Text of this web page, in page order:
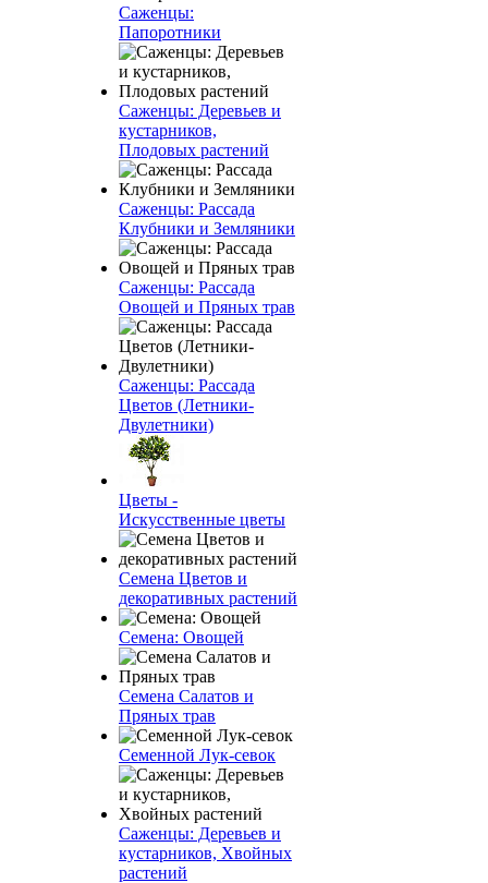
Саженцы:
Папоротники
Саженцы: Деревьев и
кустарников,
Плодовых растений
Саженцы: Рассада
Клубники и Земляники
Саженцы: Рассада
Овощей и Пряных трав
Саженцы: Рассада
Цветов (Летники-
Двулетники)
Цветы -
Искусственные цветы
Семена Цветов и
декоративных растений
Семена: Овощей
Семена Салатов и
Пряных трав
Семенной Лук-севок
Саженцы: Деревьев и
кустарников, Хвойных
растений